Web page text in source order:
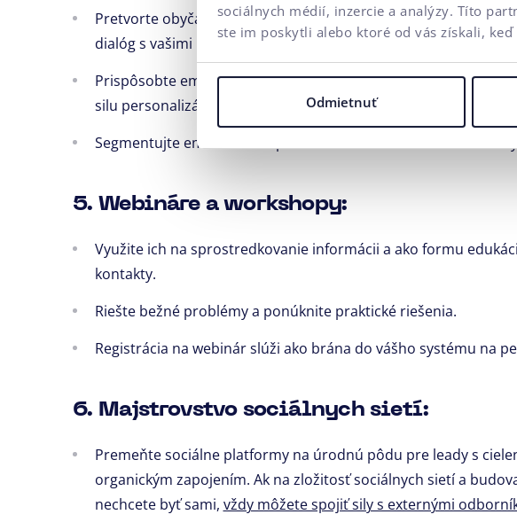
sociálnych médií, inzercie a analýzy. Títo
ste im poskytli alebo ktoré od vás získali,
Odmietnuť
Pretvorte obyčajný email či newsletter na platformu, kde
dialóg s vašimi potenciálnymi leadmi.
Prispôsobte emaily správaniu a preferenciám jednotlivých
silu personalizácie.
Segmentujte emailové kampane a oslovte každého
5. Webináre a workshopy:
Využite ich na sprostredkovanie informácii a ako formu
kontakty.
Riešte bežné problémy a ponúknite praktické riešenia.
Registrácia na webinár slúži ako brána do vášho systému na
6. Majstrovstvo sociálnych sietí:
Premeňte sociálne platformy na úrodnú pôdu pre leady s
organickým zapojením. Ak na zložitosť sociálnych sietí a
nechcete byť sami, vždy môžete spojiť sily s externými